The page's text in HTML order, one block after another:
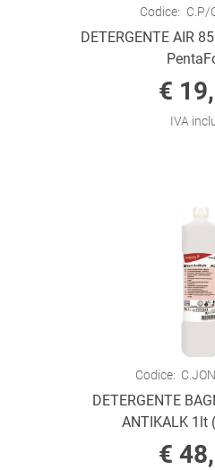
Codice: C.P/
DETERGENTE AIR
€
IVA
Codice:
DETERGENTE
ANTIKALK 1lt
€